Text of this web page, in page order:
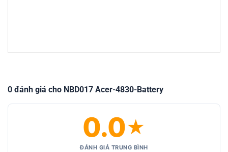
0 đánh giá cho NBD017 Acer-4830-Battery
0.0★
ĐÁNH GIÁ TRUNG BÌNH